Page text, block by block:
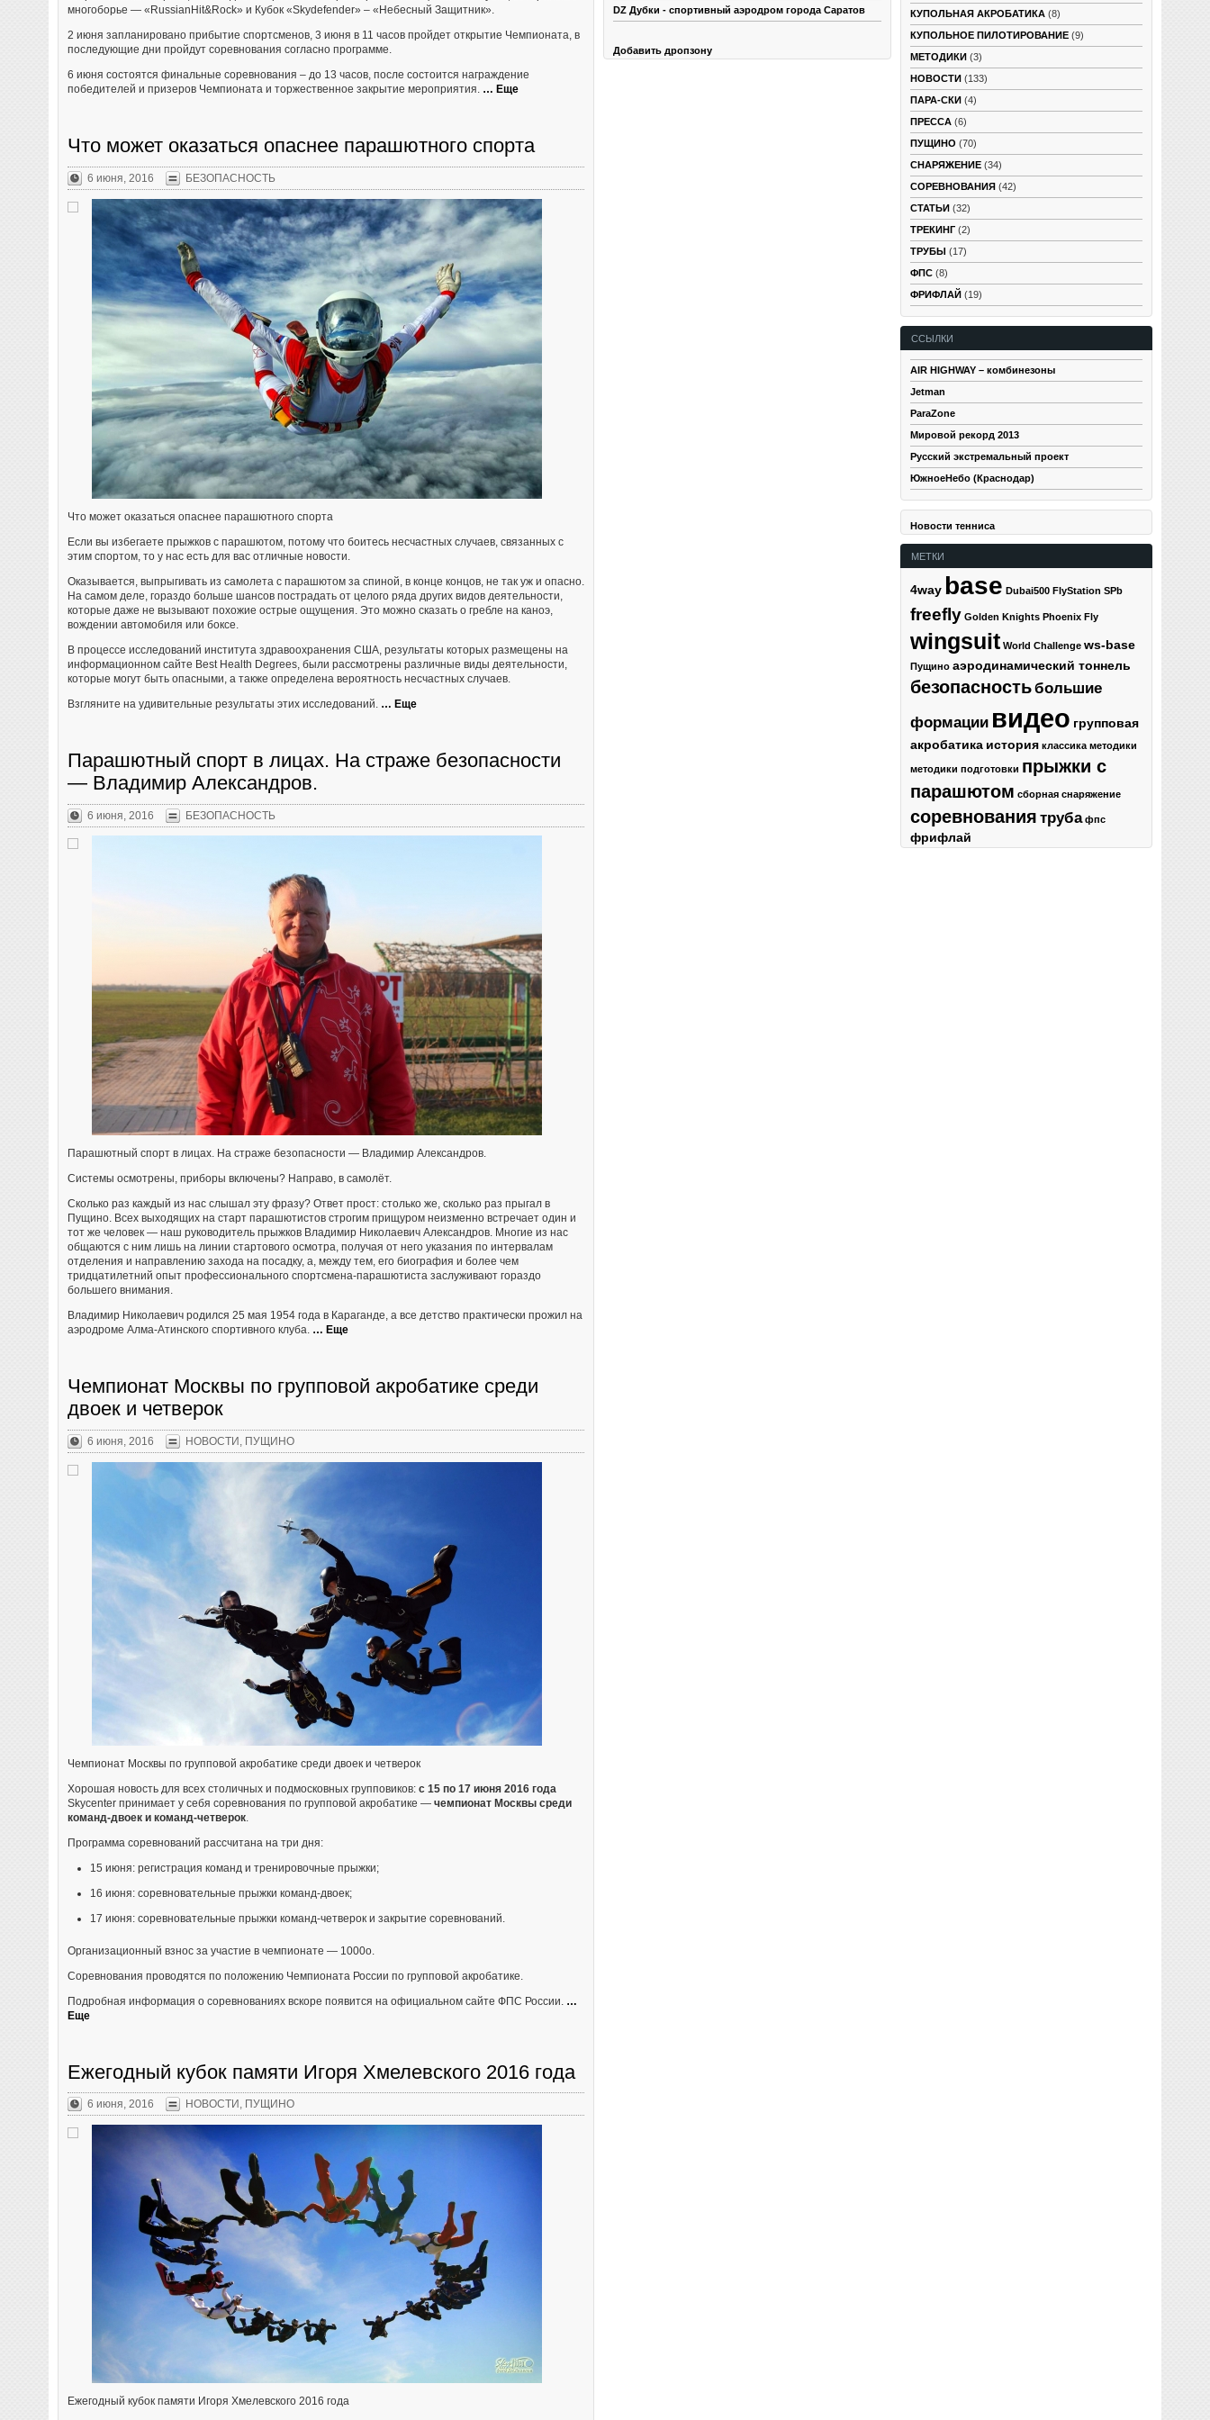
многоборье — «RussianHit&Rock» и Кубок «Skydefender» – «Небесный Защитник».
2 июня запланировано прибытие спортсменов, 3 июня в 11 часов пройдет открытие Чемпионата, в
последующие дни пройдут соревнования согласно программе.
6 июня состоятся финальные соревнования – до 13 часов, после состоится награждение
победителей и призеров Чемпионата и торжественное закрытие мероприятия. … Еще
Что может оказаться опаснее парашютного спорта
6 июня, 2016 БЕЗОПАСНОСТЬ
Что может оказаться опаснее парашютного спорта
Если вы избегаете прыжков с парашютом, потому что боитесь несчастных случаев, связанных с
этим спортом, то у нас есть для вас отличные новости.
Оказывается, выпрыгивать из самолета с парашютом за спиной, в конце концов, не так уж и опасно.
На самом деле, гораздо больше шансов пострадать от целого ряда других видов деятельности,
которые даже не вызывают похожие острые ощущения. Это можно сказать о гребле на каноэ,
вождении автомобиля или боксе.
В процессе исследований института здравоохранения США, результаты которых размещены на
информационном сайте Best Health Degrees, были рассмотрены различные виды деятельности,
которые могут быть опасными, а также определена вероятность несчастных случаев.
Взгляните на удивительные результаты этих исследований. … Еще
Парашютный спорт в лицах. На страже безопасности
— Владимир Александров.
6 июня, 2016 БЕЗОПАСНОСТЬ
Парашютный спорт в лицах. На страже безопасности — Владимир Александров.
Системы осмотрены, приборы включены? Направо, в самолёт.
Сколько раз каждый из нас слышал эту фразу? Ответ прост: столько же, сколько раз прыгал в
Пущино. Всех выходящих на старт парашютистов строгим прищуром неизменно встречает один и
тот же человек — наш руководитель прыжков Владимир Николаевич Александров. Многие из нас
общаются с ним лишь на линии стартового осмотра, получая от него указания по интервалам
отделения и направлению захода на посадку, а, между тем, его биография и более чем
тридцатилетний опыт профессионального спортсмена-парашютиста заслуживают гораздо
большего внимания.
Владимир Николаевич родился 25 мая 1954 года в Караганде, а все детство практически прожил на
аэродроме Алма-Атинского спортивного клуба. … Еще
Чемпионат Москвы по групповой акробатике среди
двоек и четверок
6 июня, 2016 НОВОСТИ , ПУЩИНО
Чемпионат Москвы по групповой акробатике среди двоек и четверок
Хорошая новость для всех столичных и подмосковных групповиков: с 15 по 17 июня 2016 года
Skycenter принимает у себя соревнования по групповой акробатике — чемпионат Москвы среди
команд-двоек и команд-четверок.
Программа соревнований рассчитана на три дня:
15 июня: регистрация команд и тренировочные прыжки;
16 июня: соревновательные прыжки команд-двоек;
17 июня: соревновательные прыжки команд-четверок и закрытие соревнований.
Организационный взнос за участие в чемпионате — 1000o.
Соревнования проводятся по положению Чемпионата России по групповой акробатике.
Подробная информация о соревнованиях вскоре появится на официальном сайте ФПС России. …
Еще
Ежегодный кубок памяти Игоря Хмелевского 2016 года
6 июня, 2016 НОВОСТИ , ПУЩИНО
Ежегодный кубок памяти Игоря Хмелевского 2016 года
КУПОЛЬНАЯ АКРОБАТИКА (8)
КУПОЛЬНОЕ ПИЛОТИРОВАНИЕ (9)
МЕТОДИКИ (3)
НОВОСТИ (133)
ПАРА-СКИ (4)
ПРЕССА (6)
ПУЩИНО (70)
СНАРЯЖЕНИЕ (34)
СОРЕВНОВАНИЯ (42)
СТАТЬИ (32)
ТРЕКИНГ (2)
ТРУБЫ (17)
ФПС (8)
ФРИФЛАЙ (19)
ССЫЛКИ
AIR HIGHWAY – комбинезоны
Jetman
ParaZone
Мировой рекорд 2013
Русский экстремальный проект
ЮжноеНебо (Краснодар)
Новости тенниса
МЕТКИ
4way base Dubai500 FlyStation SPb
freefly Golden Knights Phoenix Fly
wingsuit World Challenge ws-base
Пущино аэродинамический тоннель
безопасностьбольшие
формации видео групповая
акробатика история классика методики
методики подготовки прыжки с
парашютом сборная снаряжение
соревнования труба фпс
фрифлай
DZ Дубки - спортивный аэродром города Саратов
Добавить дропзону